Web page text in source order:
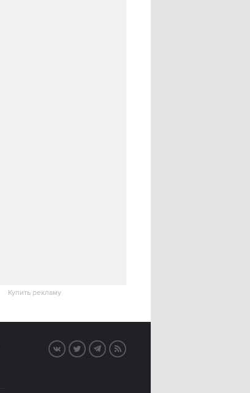
Купить рекламу
VK TwitterTelegram
RSS